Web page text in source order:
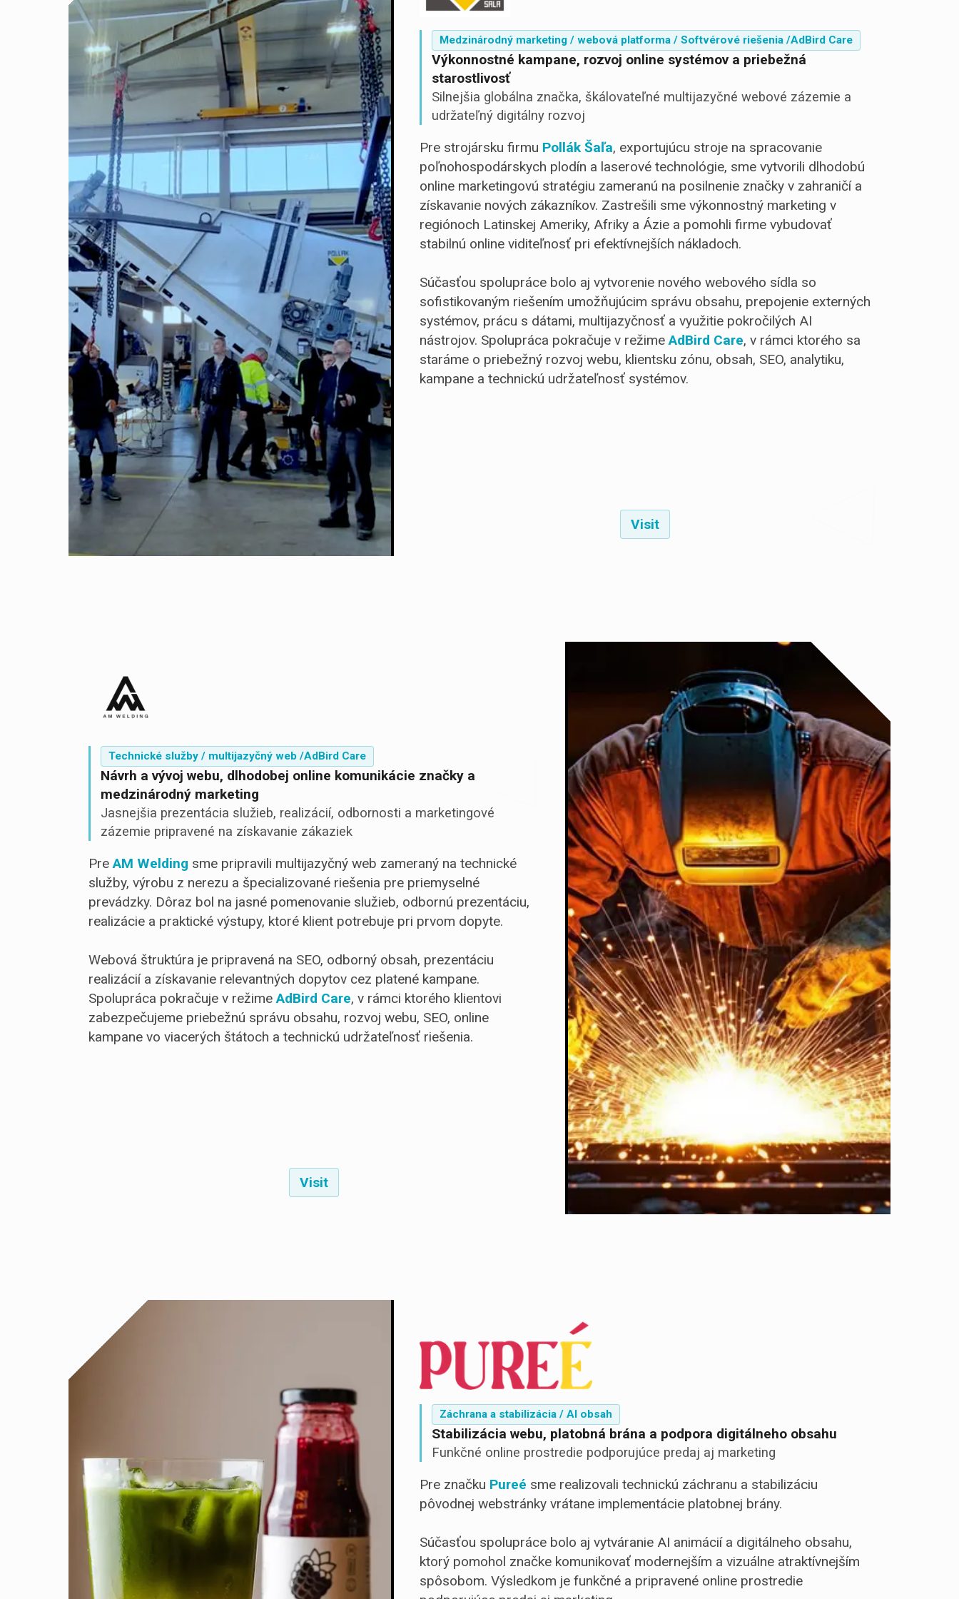
Medzinárodný marketing / webová platforma / Softvérové riešenia /AdBird Care
Výkonnostné kampane, rozvoj online systémov a priebežná
starostlivosť
Silnejšia globálna značka, škálovateľné multijazyčné webové zázemie a
udržateľný digitálny rozvoj
Pre strojársku firmu Pollák Šaľa, exportujúcu stroje na spracovanie
poľnohospodárskych plodín a laserové technológie, sme vytvorili dlhodobú
online marketingovú stratégiu zameranú na posilnenie značky v zahraničí a
získavanie nových zákazníkov. Zastrešili sme výkonnostný marketing v
regiónoch Latinskej Ameriky, Afriky a Ázie a pomohli firme vybudovať
stabilnú online viditeľnosť pri efektívnejších nákladoch.
Súčasťou spolupráce bolo aj vytvorenie nového webového sídla so
sofistikovaným riešením umožňujúcim správu obsahu, prepojenie externých
systémov, prácu s dátami, multijazyčnosť a využitie pokročilých AI
nástrojov. Spolupráca pokračuje v režimeAdBird Care, v rámci ktorého sa
staráme o priebežný rozvoj webu, klientsku zónu, obsah, SEO, analytiku,
kampane a technickú udržateľnosť systémov.
Visit
Technické služby / multijazyčný web /AdBird Care
Návrh a vývoj webu, dlhodobej online komunikácie značky a
medzinárodný marketing
Jasnejšia prezentácia služieb, realizácií, odbornosti a marketingové
zázemie pripravené na získavanie zákaziek
PreAM Welding sme pripravili multijazyčný web zameraný na technické
služby, výrobu z nerezu a špecializované riešenia pre priemyselné
prevádzky. Dôraz bol na jasné pomenovanie služieb, odbornú prezentáciu,
realizácie a praktické výstupy, ktoré klient potrebuje pri prvom dopyte.
Webová štruktúra je pripravená na SEO, odborný obsah, prezentáciu
realizácií a získavanie relevantných dopytov cez platené kampane.
Spolupráca pokračuje v režimeAdBird Care, v rámci ktorého klientovi
zabezpečujeme priebežnú správu obsahu, rozvoj webu, SEO, online
kampane vo viacerých štátoch a technickú udržateľnosť riešenia.
Visit
Záchrana a stabilizácia / AI obsah
Stabilizácia webu, platobná brána a podpora digitálneho obsahu
Funkčné online prostredie podporujúce predaj aj marketing
Pre značku Pureé sme realizovali technickú záchranu a stabilizáciu
pôvodnej webstránky vrátane implementácie platobnej brány.
Súčasťou spolupráce bolo aj vytváranie AI animácií a digitálneho obsahu,
ktorý pomohol značke komunikovať modernejším a vizuálne atraktívnejším
spôsobom. Výsledkom je funkčné a pripravené online prostredie